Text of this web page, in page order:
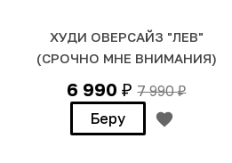
ХУДИ ОВЕРСАЙЗ "ЛЕВ"
(СРОЧНО МНЕ ВНИМАНИЯ)
6 990₽ 7 990₽
Беру